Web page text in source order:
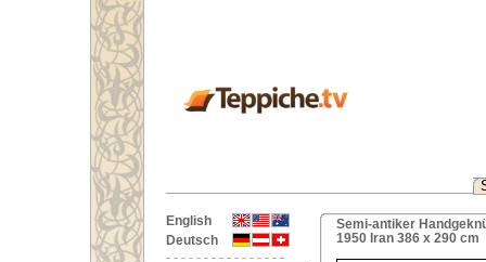
English
Deutsch
Semi-antiker
1950 Iran 386 x 290 cm